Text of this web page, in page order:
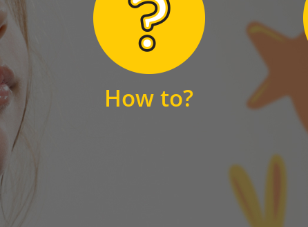
How to?
Hier finden Sie